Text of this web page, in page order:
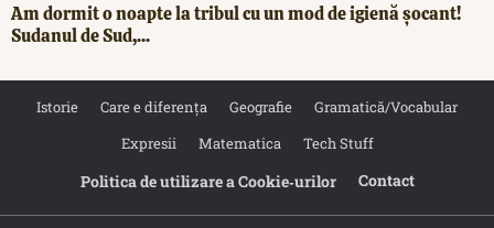
Am dormit o noapte la tribul cu un mod de igienă șocant!
Sudanul de Sud,...
Istorie Care e diferența Geografie
Gramatică/Vocabular
Expresii
Matematica Tech Stuff
Politica de utilizare a Cookie‐urilor Contact